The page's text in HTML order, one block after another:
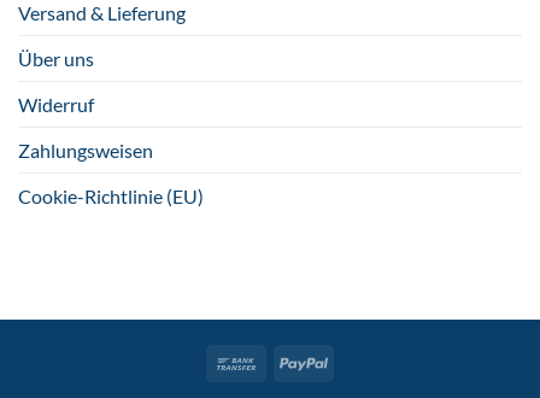
Versand & Lieferung
Über uns
Widerruf
Zahlungsweisen
Cookie-Richtlinie (EU)
Bank